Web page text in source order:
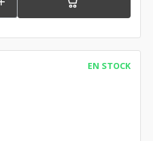
EN STOCK